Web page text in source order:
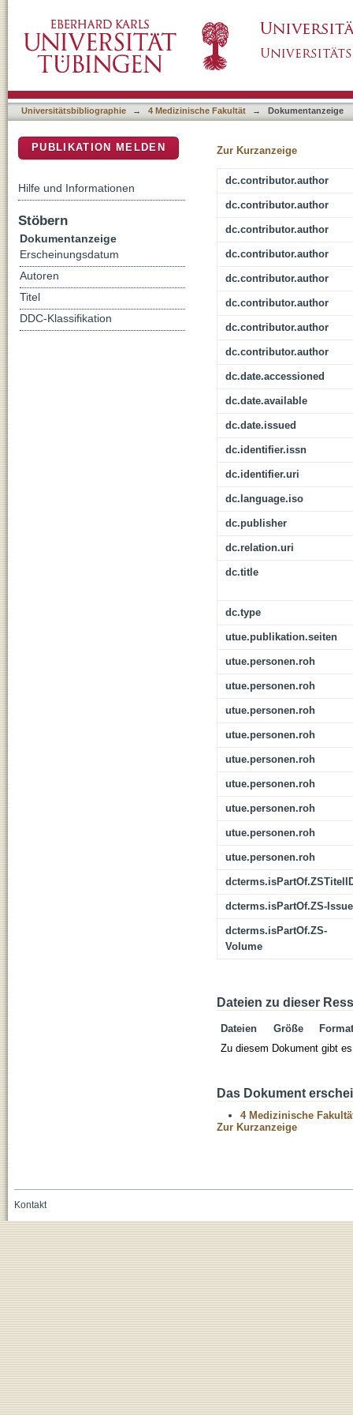
Universitätsbibliographie → 4 Medizinische Fakultät → Dokumentanzeige
Zur Kurzanzeige
dc.contributor.author
dc.contributor.author
dc.contributor.author
dc.contributor.author
dc.contributor.author
dc.contributor.author
dc.contributor.author
dc.contributor.author
dc.date.accessioned
dc.date.available
dc.date.issued
dc.identifier.issn
dc.identifier.uri
dc.language.iso
dc.publisher
dc.relation.uri
dc.title
dc.type
utue.publikation.seiten
utue.personen.roh
utue.personen.roh
utue.personen.roh
utue.personen.roh
utue.personen.roh
utue.personen.roh
utue.personen.roh
utue.personen.roh
utue.personen.roh
dcterms.isPartOf.ZS-Issue
dcterms.isPartOf.ZS-
Volume
Dateien zu dieser
Dateien Größe
Format
Zu diesem Dokument gibt
Das Dokument
4 Medizinische
Zur Kurzanzeige
PUBLIKATION MELDEN
Hilfe und Informationen
Stöbern
Dokumentanzeige
Erscheinungsdatum
Autoren
Titel
DDC-Klassifikation
Kontakt